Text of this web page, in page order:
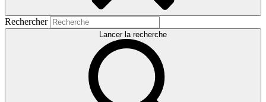
Rechercher
Lancer la recherche